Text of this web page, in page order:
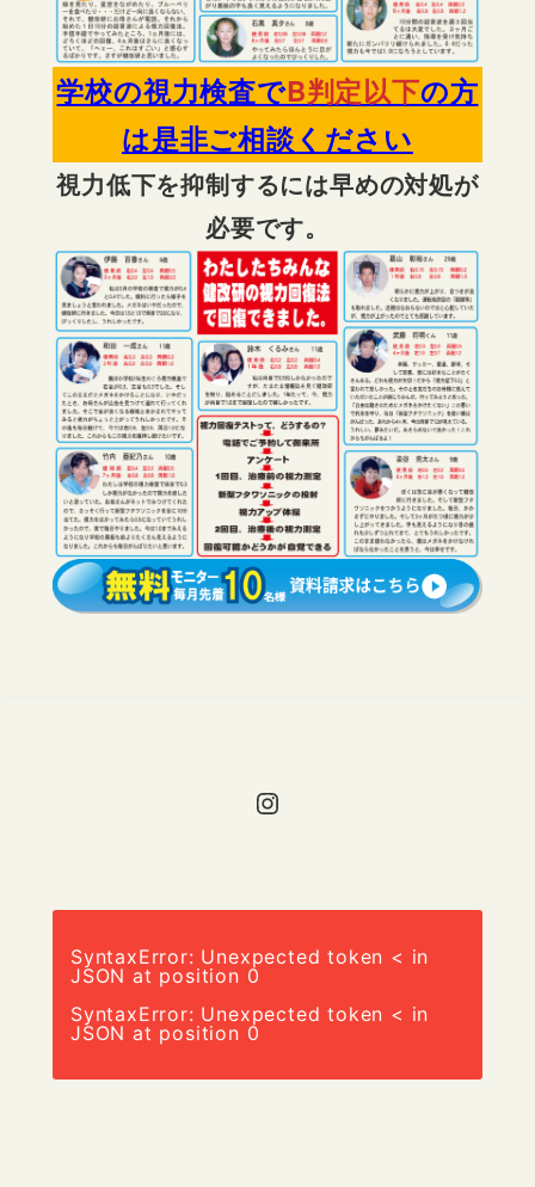
学校の視力検査でB判定以下の方
は是非ご相談ください
視力低下を抑制するには早めの対処が
必要です。
Instagram
SyntaxError: Unexpected token < in
JSON at position 0
SyntaxError: Unexpected token < in
JSON at position 0